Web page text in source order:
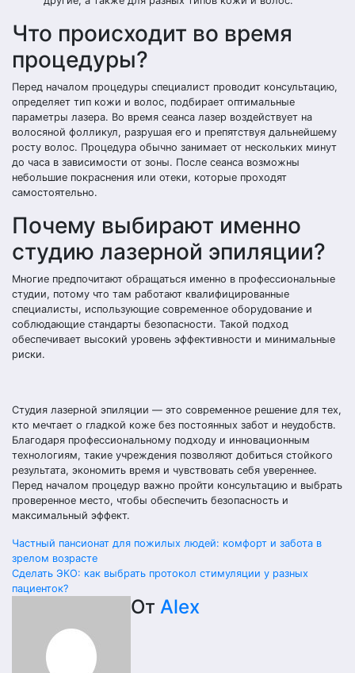
Что происходит во время
процедуры?
Перед началом процедуры специалист проводит консультацию,
определяет тип кожи и волос, подбирает оптимальные
параметры лазера. Во время сеанса лазер воздействует на
волосяной фолликул, разрушая его и препятствуя дальнейшему
росту волос. Процедура обычно занимает от нескольких минут
до часа в зависимости от зоны. После сеанса возможны
небольшие покраснения или отеки, которые проходят
самостоятельно.
Почему выбирают именно
студию лазерной эпиляции?
Многие предпочитают обращаться именно в профессиональные
студии, потому что там работают квалифицированные
специалисты, использующие современное оборудование и
соблюдающие стандарты безопасности. Такой подход
обеспечивает высокий уровень эффективности и минимальные
риски.
Студия лазерной эпиляции — это современное решение для тех,
кто мечтает о гладкой коже без постоянных забот и неудобств.
Благодаря профессиональному подходу и инновационным
технологиям, такие учреждения позволяют добиться стойкого
результата, экономить время и чувствовать себя увереннее.
Перед началом процедур важно пройти консультацию и выбрать
проверенное место, чтобы обеспечить безопасность и
максимальный эффект.
Навигация
по
Частный пансионат для пожилых людей: комфорт и забота в
зрелом возрасте
Сделать ЭКО: как выбрать протокол стимуляции у разных
пациенток?
От Alex